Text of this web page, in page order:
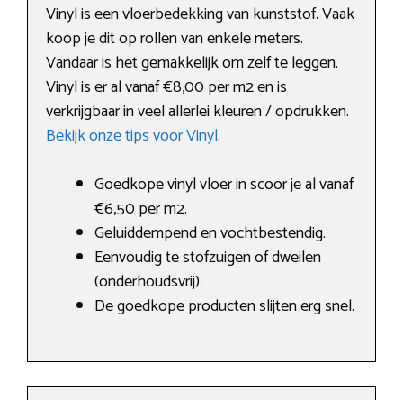
Vinyl is een vloerbedekking van kunststof. Vaak
koop je dit op rollen van enkele meters.
Vandaar is het gemakkelijk om zelf te leggen.
Vinyl is er al vanaf €8,00 per m2 en is
verkrijgbaar in veel allerlei kleuren / opdrukken.
Bekijk onze tips voor Vinyl.
Goedkope vinyl vloer in scoor je al vanaf
€6,50 per m2.
Geluiddempend en vochtbestendig.
Eenvoudig te stofzuigen of dweilen
(onderhoudsvrij).
De goedkope producten slijten erg snel.